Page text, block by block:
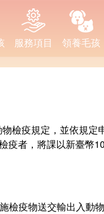
服務項目 領養毛孩
檢疫規定，並依規定
疫者，將課以新臺幣
檢疫物送交輸出入動